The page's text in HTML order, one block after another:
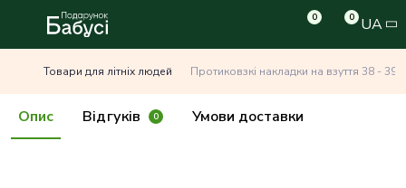
0 0 UA
Товари для літніх людей Протиковзкі накладки на взуття 38 - 39
Опис Відгуків 0 Умови доставки